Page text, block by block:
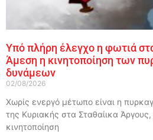
Υπό πλήρη έλεγχο η φωτιά
Άμεση η κινητοποίηση των
δυνάμεων
02/08/2026
Χωρίς ενεργό μέτωπο είναι η
της Κυριακής στα Σταθαίικα
κινητοποίηση